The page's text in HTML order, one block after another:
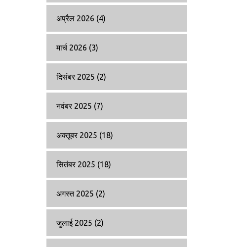
अप्रैल 2026 (4)
मार्च 2026 (3)
दिसंबर 2025 (2)
नवंबर 2025 (7)
अक्तूबर 2025 (18)
सितंबर 2025 (18)
अगस्त 2025 (2)
जुलाई 2025 (2)